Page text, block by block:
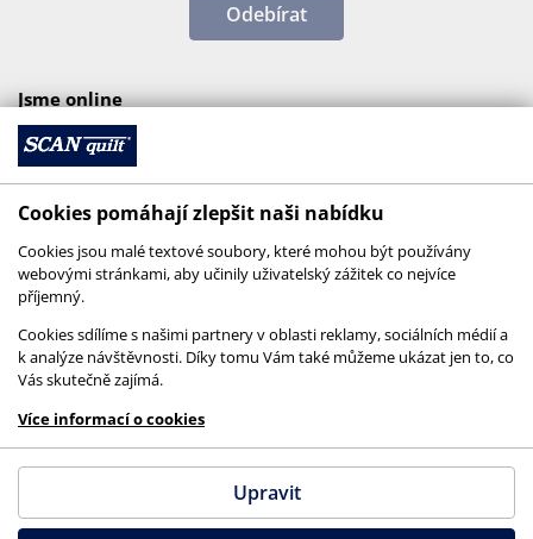
Odebírat
Jsme online
© 2026 SCANquilt - všechna práva vyhrazena
This site is protected by reCAPTCHA and the
GooglePrivacy PolicyandTerms of Serviceapply.
Cookies pomáhají zlepšit naši nabídku
Cookies jsou malé textové soubory, které mohou být používány
webovými stránkami, aby učinily uživatelský zážitek co nejvíce
příjemný.
Cookies sdílíme s našimi partnery v oblasti reklamy, sociálních médií a
k analýze návštěvnosti. Díky tomu Vám také můžeme ukázat jen to, co
Vás skutečně zajímá.
Více informací o cookies
Upravit